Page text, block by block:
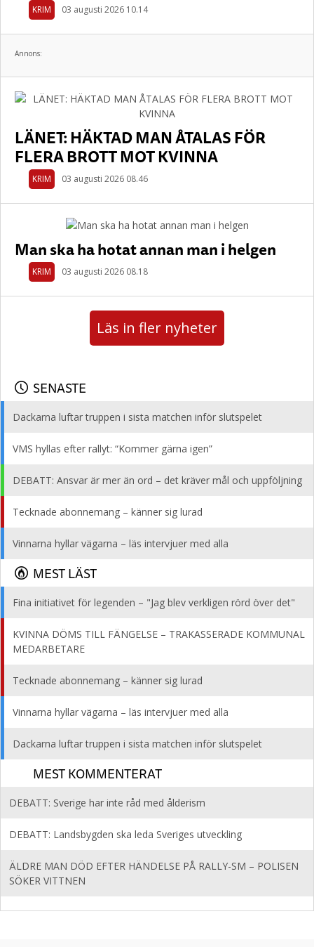
KRIM 03 augusti 2026 10.14
Annons:
LÄNET: HÄKTAD MAN ÅTALAS FÖR
FLERA BROTT MOT KVINNA
KRIM 03 augusti 2026 08.46
Man ska ha hotat annan man i helgen
KRIM 03 augusti 2026 08.18
Läs in fler nyheter
SENASTE
Dackarna luftar truppen i sista matchen inför slutspelet
VMS hyllas efter rallyt: “Kommer gärna igen”
DEBATT: Ansvar är mer än ord – det kräver mål och uppföljning
Tecknade abonnemang – känner sig lurad
Vinnarna hyllar vägarna – läs intervjuer med alla
MEST LÄST
Fina initiativet för legenden – "Jag blev verkligen rörd över det"
KVINNA DÖMS TILL FÄNGELSE – TRAKASSERADE KOMMUNAL
MEDARBETARE
Tecknade abonnemang – känner sig lurad
Vinnarna hyllar vägarna – läs intervjuer med alla
Dackarna luftar truppen i sista matchen inför slutspelet
MEST KOMMENTERAT
DEBATT: Sverige har inte råd med ålderism
DEBATT: Landsbygden ska leda Sveriges utveckling
ÄLDRE MAN DÖD EFTER HÄNDELSE PÅ RALLY-SM – POLISEN
SÖKER VITTNEN